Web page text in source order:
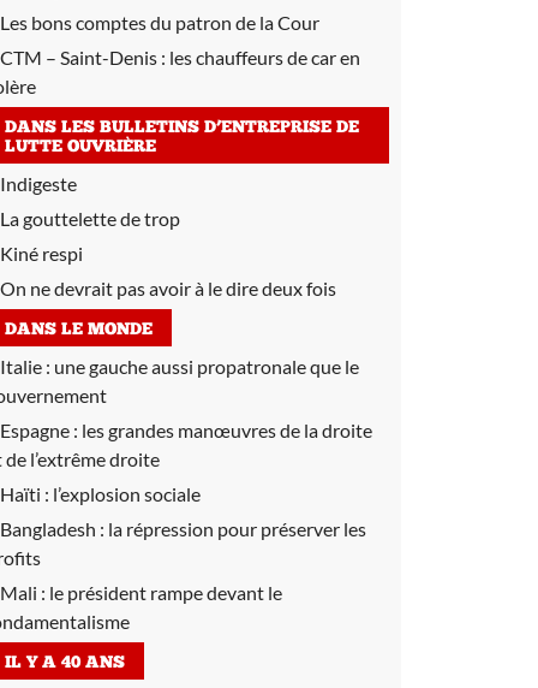
Les bons comptes du patron de la Cour
CTM – Saint-Denis : les chauffeurs de car en
DANS LES BULLETINS D’ENTREPRISE DE
LUTTE OUVRIÈRE
Indigeste
La gouttelette de trop
Kiné respi
On ne devrait pas avoir à le dire deux fois
DANS LE MONDE
Italie : une gauche aussi propatronale que le
Espagne : les grandes manœuvres de la droite
de l’extrême droite
Haïti : l’explosion sociale
Bangladesh : la répression pour préserver les
Mali : le président rampe devant le
IL Y A 40 ANS